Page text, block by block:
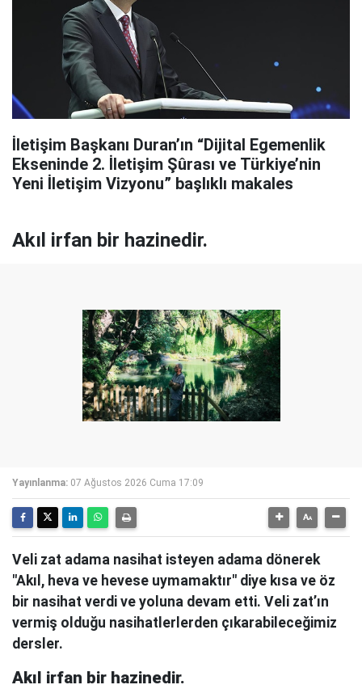
İletişim Başkanı Duran’ın “Dijital Egemenlik
Ekseninde 2. İletişim Şûrası ve Türkiye’nin
Yeni İletişim Vizyonu” başlıklı makales
Akıl irfan bir hazinedir.
Yayınlanma: 07 Ağustos 2026 Cuma 17:09
Veli zat adama nasihat isteyen adama dönerek
"Akıl, heva ve hevese uymamaktır" diye kısa ve öz
bir nasihat verdi ve yoluna devam etti. Veli zat’ın
vermiş olduğu nasihatlerlerden çıkarabileceğimiz
dersler.
Akıl irfan bir hazinedir.